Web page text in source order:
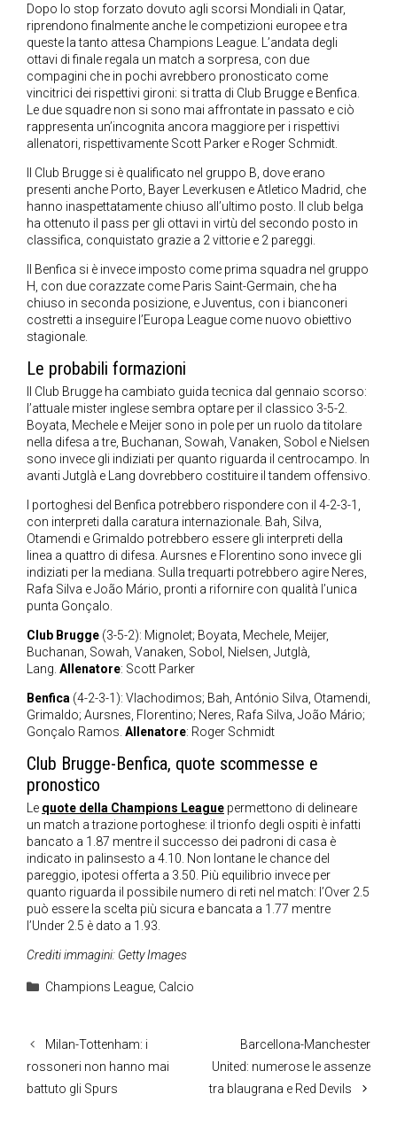
Dopo lo stop forzato dovuto agli scorsi Mondiali in Qatar,
riprendono finalmente anche le competizioni europee e tra
queste la tanto attesa Champions League. L’andata degli
ottavi di finale regala un match a sorpresa, con due
compagini che in pochi avrebbero pronosticato come
vincitrici dei rispettivi gironi: si tratta di Club Brugge e Benfica.
Le due squadre non si sono mai affrontate in passato e ciò
rappresenta un’incognita ancora maggiore per i rispettivi
allenatori, rispettivamente Scott Parker e Roger Schmidt.
Il Club Brugge si è qualificato nel gruppo B, dove erano
presenti anche Porto, Bayer Leverkusen e Atletico Madrid, che
hanno inaspettatamente chiuso all’ultimo posto. Il club belga
ha ottenuto il pass per gli ottavi in virtù del secondo posto in
classifica, conquistato grazie a 2 vittorie e 2 pareggi.
Il Benfica si è invece imposto come prima squadra nel gruppo
H, con due corazzate come Paris Saint-Germain, che ha
chiuso in seconda posizione, e Juventus, con i bianconeri
costretti a inseguire l’Europa League come nuovo obiettivo
stagionale.
Le probabili formazioni
Il Club Brugge ha cambiato guida tecnica dal gennaio scorso:
l’attuale mister inglese sembra optare per il classico 3-5-2.
Boyata, Mechele e Meijer sono in pole per un ruolo da titolare
nella difesa a tre, Buchanan, Sowah, Vanaken, Sobol e Nielsen
sono invece gli indiziati per quanto riguarda il centrocampo. In
avanti Jutglà e Lang dovrebbero costituire il tandem offensivo.
I portoghesi del Benfica potrebbero rispondere con il 4-2-3-1,
con interpreti dalla caratura internazionale. Bah, Silva,
Otamendi e Grimaldo potrebbero essere gli interpreti della
linea a quattro di difesa. Aursnes e Florentino sono invece gli
indiziati per la mediana. Sulla trequarti potrebbero agire Neres,
Rafa Silva e João Mário, pronti a rifornire con qualità l’unica
punta Gonçalo.
Club Brugge (3-5-2): Mignolet; Boyata, Mechele, Meijer,
Buchanan, Sowah, Vanaken, Sobol, Nielsen, Jutglà,
Lang. Allenatore: Scott Parker
Benfica (4-2-3-1): Vlachodimos; Bah, António Silva, Otamendi,
Grimaldo; Aursnes, Florentino; Neres, Rafa Silva, João Mário;
Gonçalo Ramos. Allenatore: Roger Schmidt
Club Brugge-Benfica, quote scommesse e
pronostico
Le quote della Champions League permettono di delineare
un match a trazione portoghese: il trionfo degli ospiti è infatti
bancato a 1.87 mentre il successo dei padroni di casa è
indicato in palinsesto a 4.10. Non lontane le chance del
pareggio, ipotesi offerta a 3.50. Più equilibrio invece per
quanto riguarda il possibile numero di reti nel match: l’Over 2.5
può essere la scelta più sicura e bancata a 1.77 mentre
l’Under 2.5 è dato a 1.93.
Crediti immagini: Getty Images
Categorie
Champions League, Calcio
Milan-Tottenham: i
rossoneri non hanno mai
battuto gli Spurs
Barcellona-Manchester
United: numerose le assenze
tra blaugrana e Red Devils